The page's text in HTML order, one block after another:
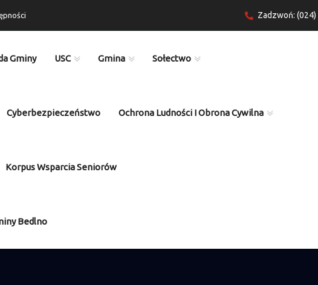
Zadzwoń:
Gminy USC Gmina Sołectwo
Cyberbezpieczeństwo Ochrona Ludności I Obrona Cywilna
Korpus Wsparcia Seniorów
Bedlno